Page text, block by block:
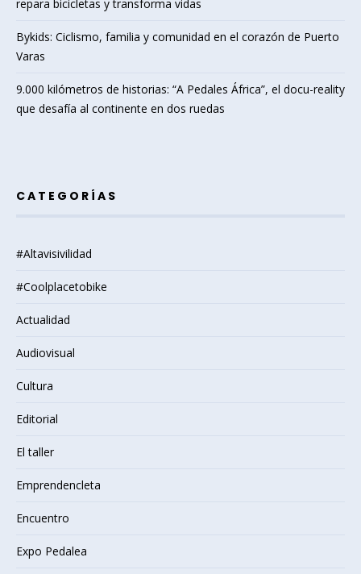
repara bicicletas y transforma vidas
Bykids: Ciclismo, familia y comunidad en el corazón de Puerto
Varas
9.000 kilómetros de historias: “A Pedales África”, el docu-reality
que desafía al continente en dos ruedas
CATEGORÍAS
#Altavisivilidad
#Coolplacetobike
Actualidad
Audiovisual
Cultura
Editorial
El taller
Emprendencleta
Encuentro
Expo Pedalea